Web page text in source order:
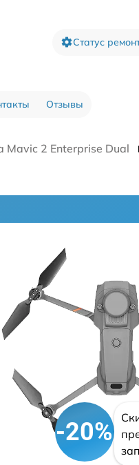
Статус
Отзывы
Mavic 2 Enterprise Dual
-20%